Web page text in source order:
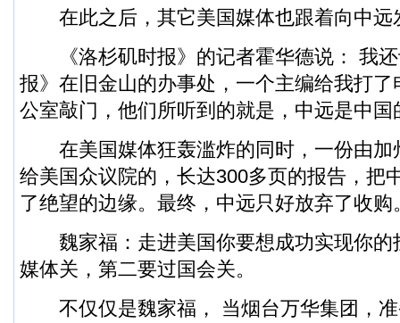
在此之后，其它美国媒体也跟着向中远
《洛杉矶时报》的记者霍华德说： 我还
报》在旧金山的办事处，一个主编给我打
公室敲门，他们所听到的就是，中远是中国
在美国媒体狂轰滥炸的同时，一份由加
给美国众议院的，长达300多页的报告，把
了绝望的边缘。最终，中远只好放弃了收购
魏家福：走进美国你要想成功实现你的
媒体关，第二要过国会关。
不仅仅是魏家福， 当烟台万华集团，准